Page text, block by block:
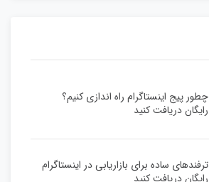
چطور پیج اینستاگرام راه اندازی کنیم؟
رایگان دریافت کنید
ترفندهای ساده برای بازاریابی در اینستاگرام
رایگان دریافت کنید